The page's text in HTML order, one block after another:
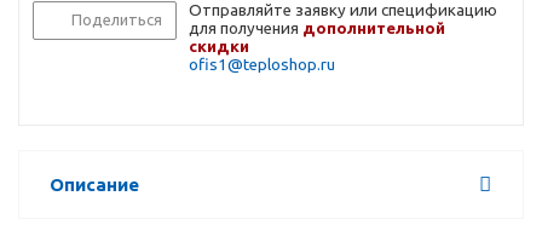
Поделиться
Отправляйте заявку или спецификацию
для получения дополнительной
скидки
ofis1@teploshop.ru
Описание